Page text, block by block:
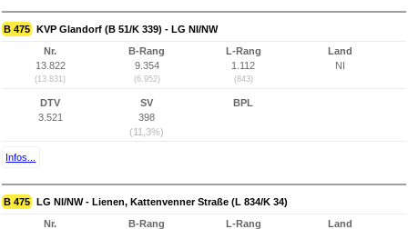
B 475 KVP Glandorf (B 51/K 339) - LG NI/NW
Nr.
13.822
(13.831)
B-Rang
9.354
(6.952)
L-Rang
1.112
(843)
Land
NI
DTV
3.521
SV
398
(11,3%)
BPL
Infos...
B 475 LG NI/NW - Lienen, Kattenvenner Straße (L 834/K 34)
Nr.
B-Rang
L-Rang
Land